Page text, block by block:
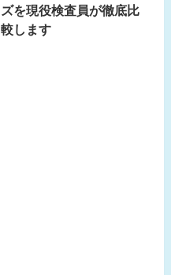
ズを現役検査員が徹底比
較します